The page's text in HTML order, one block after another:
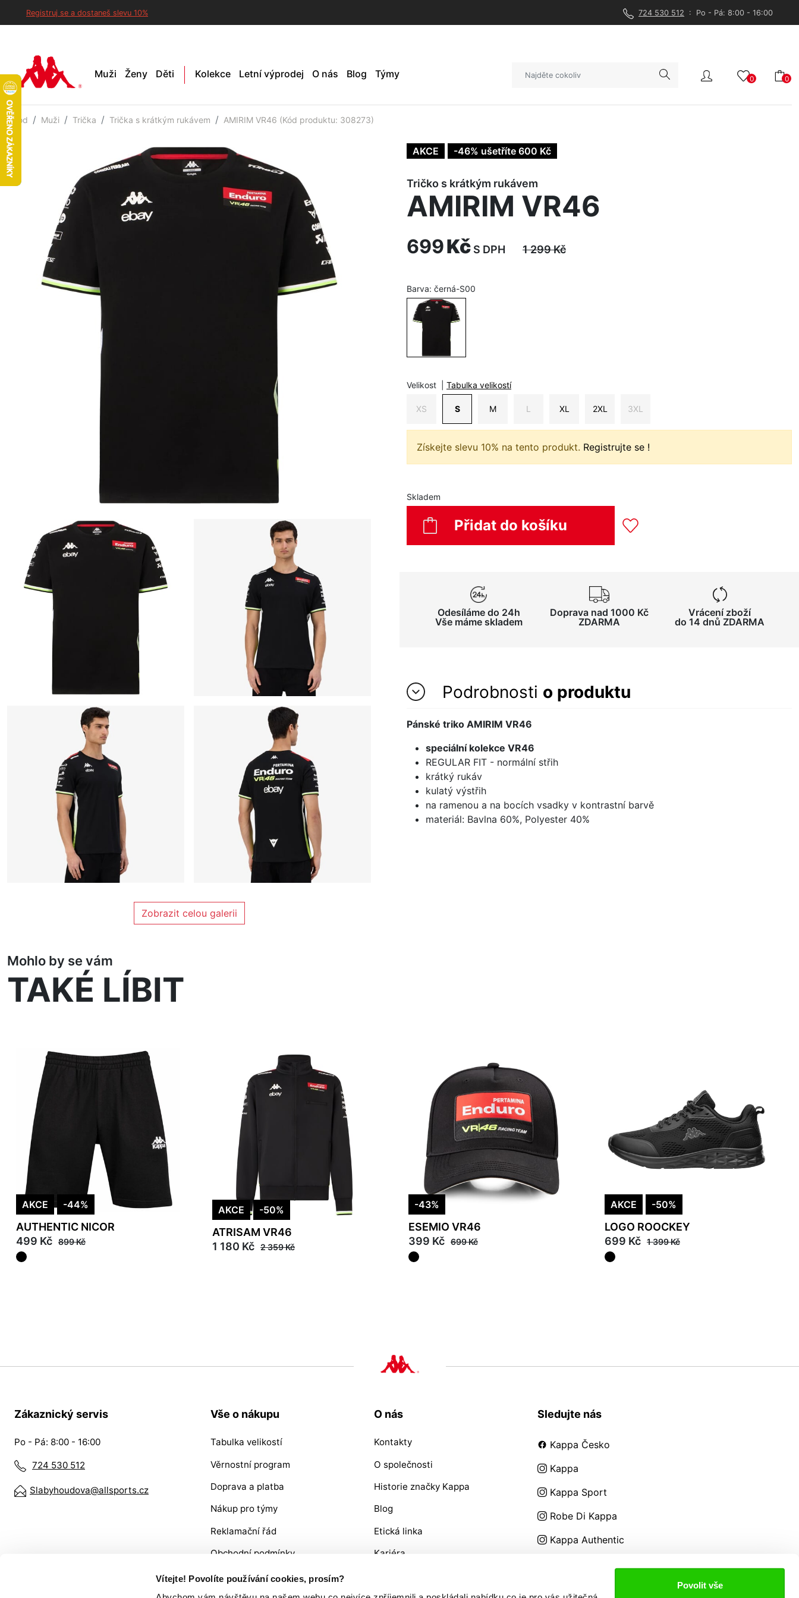
Vítejte! Povolíte používání cookies, prosím?
Povolit vše
Registruj se a dostaneš slevu 10% 724 530 512 : Po - Pá: 8:00 - 16:00
Muži Ženy Děti Kolekce Letní výprodej O nás Blog Týmy 0 0
Úvod Muži Trička Trička s krátkým rukávem AMIRIM VR46 (Kód produktu: 308273)
Zobrazit celou galerii
AKCE -46% ušetříte 600 Kč
Tričko s krátkým rukávem
AMIRIM VR46
699Kč S DPH 1 299Kč
Barva: černá-S00
Velikost Tabulka velikostí
XS S M L XL 2XL 3XL
Získejte slevu 10% na tento produkt. Registrujte se !
Skladem
Přidat do košíku
Odesíláme do 24h
Vše máme skladem
Doprava nad 1000 Kč
ZDARMA
Vrácení zboží
do 14 dnů ZDARMA
Podrobnosti o produktu
Pánské triko AMIRIM VR46
speciální kolekce VR46
REGULAR FIT - normální střih
krátký rukáv
kulatý výstřih
na ramenou a na bocích vsadky v kontrastní barvě
materiál: Bavlna 60%, Polyester 40%
Mohlo by se vám
TAKÉ LÍBIT
AKCE -44%
AUTHENTIC NICOR
499 Kč 899 Kč
AKCE -50%
ATRISAM VR46
1 180 Kč 2 359 Kč
-43%
ESEMIO VR46
399 Kč 699 Kč
AKCE -50%
LOGO ROOCKEY
699 Kč 1 399 Kč
Zákaznický servis
Po - Pá: 8:00 - 16:00
724 530 512
Slabyhoudova@allsports.cz
Vše o nákupu
Tabulka velikostí
Věrnostní program
Doprava a platba
Nákup pro týmy
Reklamační řád
Obchodní podmínky
VRÁCENÍ ZBOŽÍ / REKLAMACE
O nás
Kontakty
O společnosti
Historie značky Kappa
Blog
Etická linka
Kariéra
Sledujte nás
Kappa Česko
Kappa
Kappa Sport
Robe Di Kappa
Kappa Authentic